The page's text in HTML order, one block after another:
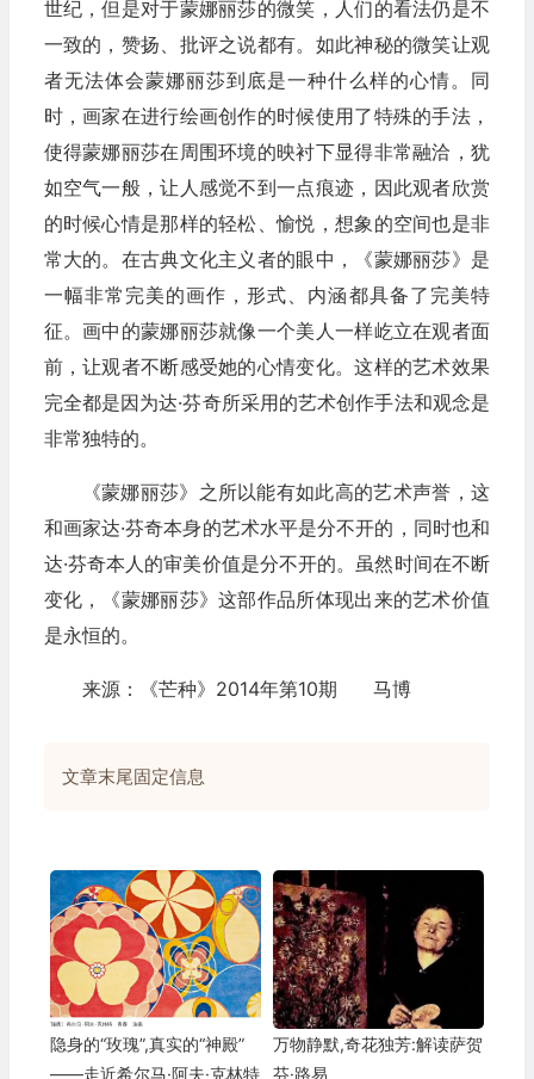
世纪，但是对于蒙娜丽莎的微笑，人们的看法仍是不
一致的，赞扬、批评之说都有。如此神秘的微笑让观
者无法体会蒙娜丽莎到底是一种什么样的心情。同
时，画家在进行绘画创作的时候使用了特殊的手法，
使得蒙娜丽莎在周围环境的映衬下显得非常融洽，犹
如空气一般，让人感觉不到一点痕迹，因此观者欣赏
的时候心情是那样的轻松、愉悦，想象的空间也是非
常大的。在古典文化主义者的眼中，《蒙娜丽莎》是
一幅非常完美的画作，形式、内涵都具备了完美特
征。画中的蒙娜丽莎就像一个美人一样屹立在观者面
前，让观者不断感受她的心情变化。这样的艺术效果
完全都是因为达·芬奇所采用的艺术创作手法和观念是
非常独特的。
《蒙娜丽莎》之所以能有如此高的艺术声誉，这
和画家达·芬奇本身的艺术水平是分不开的，同时也和
达·芬奇本人的审美价值是分不开的。虽然时间在不断
变化，《蒙娜丽莎》这部作品所体现出来的艺术价值
是永恒的。
来源：《芒种》2014年第10期 马博
文章末尾固定信息
隐身的“玫瑰”,真实的“神殿”
——走近希尔马·阿夫·克林特
万物静默,奇花独芳:解读萨贺
芬·路易